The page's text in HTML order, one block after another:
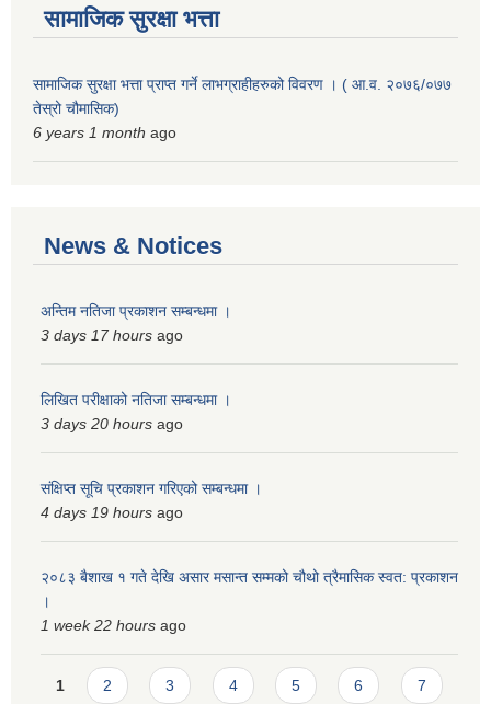
सामाजिक सुरक्षा भत्ता
सामाजिक सुरक्षा भत्ता प्राप्त गर्ने लाभग्राहीहरुको विवरण । ( आ.व. २०७६/०७७
तेस्रो चौमासिक)
6 years 1 month ago
News & Notices
अन्तिम नतिजा प्रकाशन सम्बन्धमा ।
3 days 17 hours ago
लिखित परीक्षाको नतिजा सम्बन्धमा ।
3 days 20 hours ago
संक्षिप्त सूचि प्रकाशन गरिएको सम्बन्धमा ।
4 days 19 hours ago
२०८३ बैशाख १ गते देखि असार मसान्त सम्मको चौथो त्रैमासिक स्वत: प्रकाशन
।
1 week 22 hours ago
Pages
1 2 3 4 5 6 7